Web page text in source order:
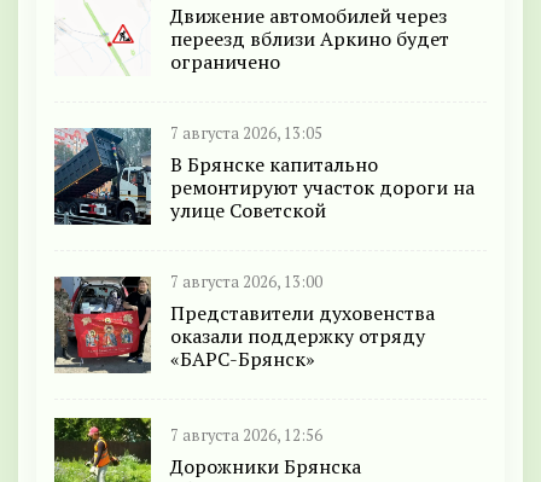
Движение автомобилей через
переезд вблизи Аркино будет
ограничено
7 августа 2026, 13:05
В Брянске капитально
ремонтируют участок дороги на
улице Советской
7 августа 2026, 13:00
Представители духовенства
оказали поддержку отряду
«БАРС-Брянск»
7 августа 2026, 12:56
Дорожники Брянска